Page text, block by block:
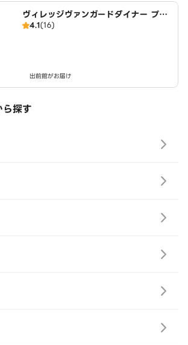
ヴィレッジヴァンガードダイナー プラ
イムツリー赤池店
4.1(16)
出前館がお届け
探す